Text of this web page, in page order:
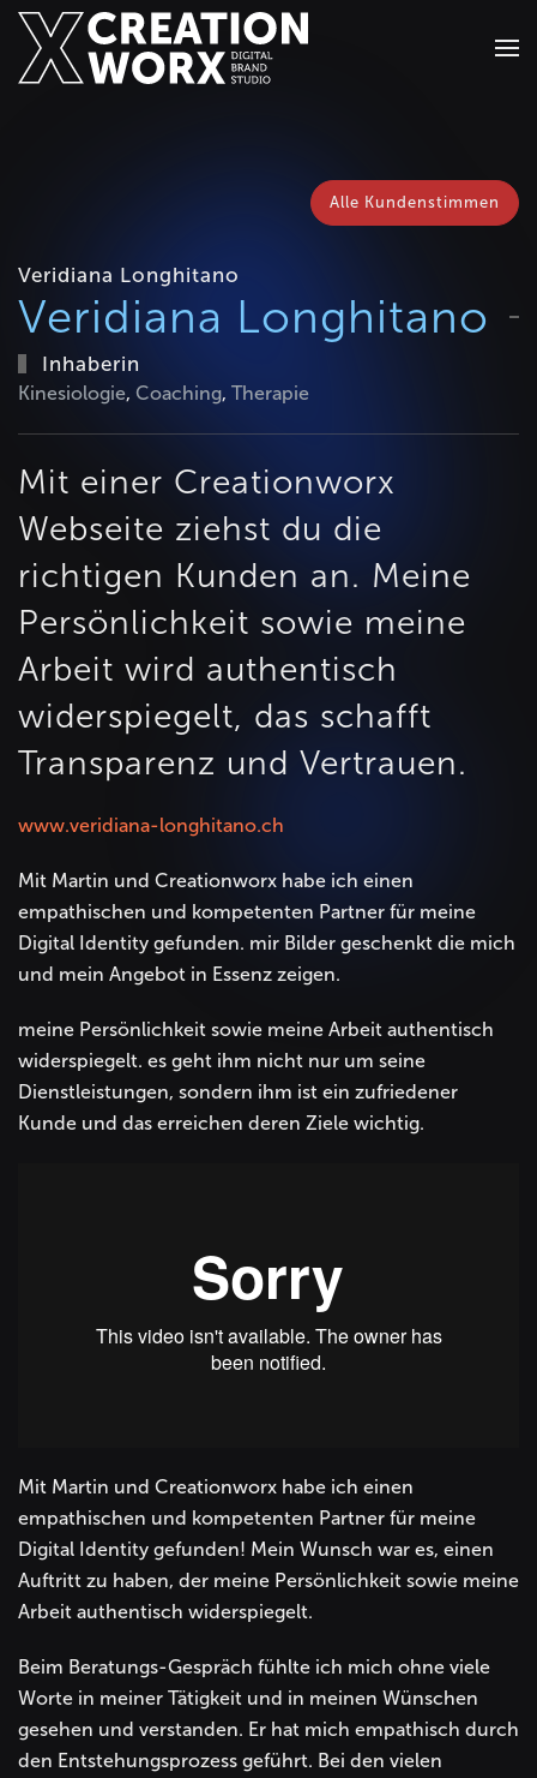
Zum Hauptinhalt springen
Alle Kundenstimmen
Veridiana Longhitano
Veridiana Longhitano
Inhaberin
Kinesiologie, Coaching, Therapie
Mit einer Creationworx
Webseite ziehst du die
richtigen Kunden an. Meine
Persönlichkeit sowie meine
Arbeit wird authentisch
widerspiegelt, das schafft
Transparenz und Vertrauen.
www.veridiana-longhitano.ch
Mit Martin und Creationworx habe ich einen
empathischen und kompetenten Partner für meine
Digital Identity gefunden. mir Bilder geschenkt die mich
und mein Angebot in Essenz zeigen.
meine Persönlichkeit sowie meine Arbeit authentisch
widerspiegelt. es geht ihm nicht nur um seine
Dienstleistungen, sondern ihm ist ein zufriedener
Kunde und das erreichen deren Ziele wichtig.
Mit Martin und Creationworx habe ich einen
empathischen und kompetenten Partner für meine
Digital Identity gefunden! Mein Wunsch war es, einen
Auftritt zu haben, der meine Persönlichkeit sowie meine
Arbeit authentisch widerspiegelt.
Beim Beratungs-Gespräch fühlte ich mich ohne viele
Worte in meiner Tätigkeit und in meinen Wünschen
gesehen und verstanden. Er hat mich empathisch durch
den Entstehungsprozess geführt. Bei den vielen